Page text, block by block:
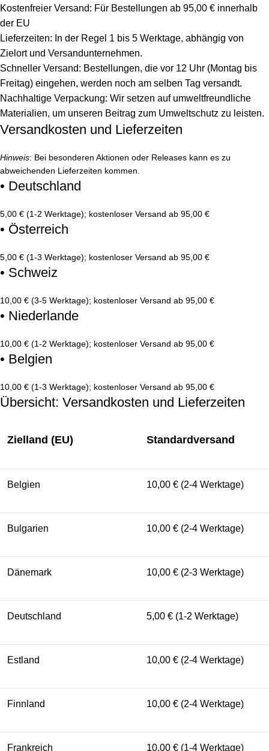
Kostenfreier Versand: Für Bestellungen ab 95,00 € innerhalb
der EU
Lieferzeiten: In der Regel 1 bis 5 Werktage, abhängig von
Zielort und Versandunternehmen.
Schneller Versand: Bestellungen, die vor 12 Uhr (Montag bis
Freitag) eingehen, werden noch am selben Tag versandt.
Nachhaltige Verpackung: Wir setzen auf umweltfreundliche
Materialien, um unseren Beitrag zum Umweltschutz zu leisten.
Versandkosten und Lieferzeiten
Hinweis: Bei besonderen Aktionen oder Releases kann es zu
abweichenden Lieferzeiten kommen.
• Deutschland
5,00 € (1-2 Werktage); kostenloser Versand ab 95,00 €
• Österreich
5,00 € (1-3 Werktage); kostenloser Versand ab 95,00 €
• Schweiz
10,00 € (3-5 Werktage); kostenloser Versand ab 95,00 €
• Niederlande
10,00 € (1-2 Werktage); kostenloser Versand ab 95,00 €
• Belgien
10,00 € (1-3 Werktage); kostenloser Versand ab 95,00 €
Übersicht: Versandkosten und Lieferzeiten
Zielland (EU) Standardversand
Belgien 10,00 € (2-4 Werktage)
Bulgarien 10,00 € (2-4 Werktage)
Dänemark 10,00 € (2-3 Werktage)
Deutschland 5,00 € (1-2 Werktage)
Estland 10,00 € (2-4 Werktage)
Finnland 10,00 € (2-4 Werktage)
Frankreich 10,00 € (1-4 Werktage)